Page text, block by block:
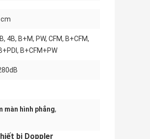
4B, B+M, PW, CFM, B+CFM,
B+CFM+PW
màn hình phẳng,
bị Doppler